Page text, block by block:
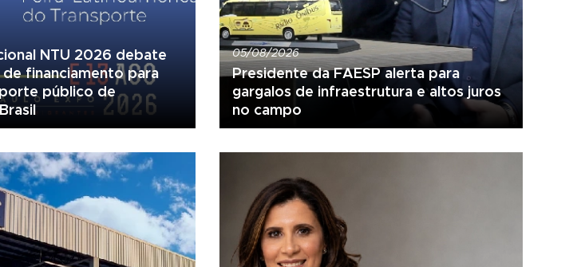
NTU 2026 debate
financiamento para
público de
05/08/2026
Presidente da FAESP alerta para
gargalos de infraestrutura e altos juros
no campo